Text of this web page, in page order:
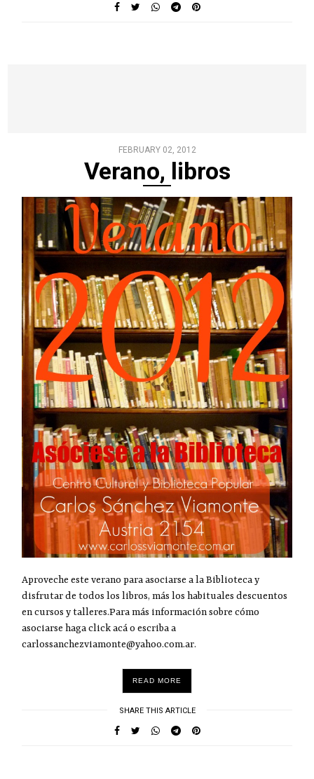
FEBRUARY 02, 2012
Verano, libros
Aproveche este verano para asociarse a la Biblioteca y
disfrutar de todos los libros, más los habituales descuentos
en cursos y talleres.Para más información sobre cómo
asociarse haga click acá o escriba a
carlossanchezviamonte@yahoo.com.ar.
READ MORE
SHARE THIS ARTICLE